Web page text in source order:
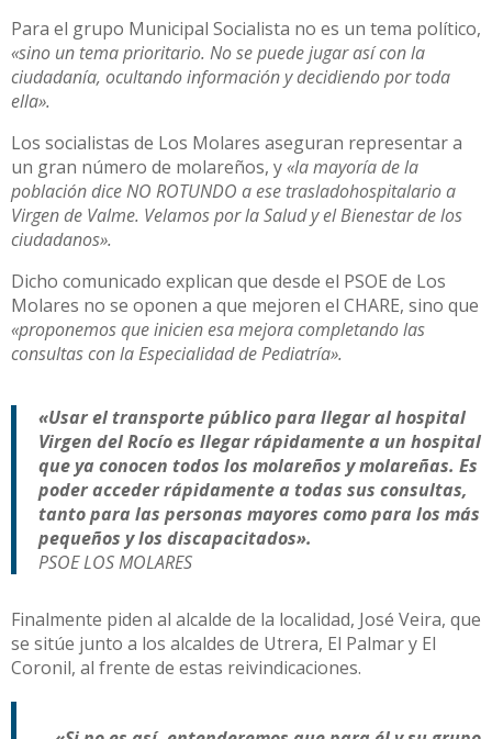
Para el grupo Municipal Socialista no es un tema político,
«sino un tema prioritario. No se puede jugar así con la
ciudadanía, ocultando información y decidiendo por toda
ella».
Los socialistas de Los Molares aseguran representar a
un gran número de molareños, y«la mayoría de la
población dice NO ROTUNDO a ese trasladohospitalario a
Virgen de Valme. Velamos por la Salud y el Bienestar de los
ciudadanos».
Dicho comunicado explican que desde el PSOE de Los
Molares no se oponen a que mejoren el CHARE, sino que
«proponemos que inicien esa mejora completando las
consultas con la Especialidad de Pediatría».
«Usar el transporte público para llegar al hospital
Virgen del Rocío es llegar rápidamente a un hospital
que ya conocen todos los molareños y molareñas. Es
poder acceder rápidamente a todas sus consultas,
tanto para las personas mayores como para los más
pequeños y los discapacitados».
PSOE LOS MOLARES
Finalmente piden al alcalde de la localidad, José Veira, que
se sitúe junto a los alcaldes de Utrera, El Palmar y El
Coronil, al frente de estas reivindicaciones.